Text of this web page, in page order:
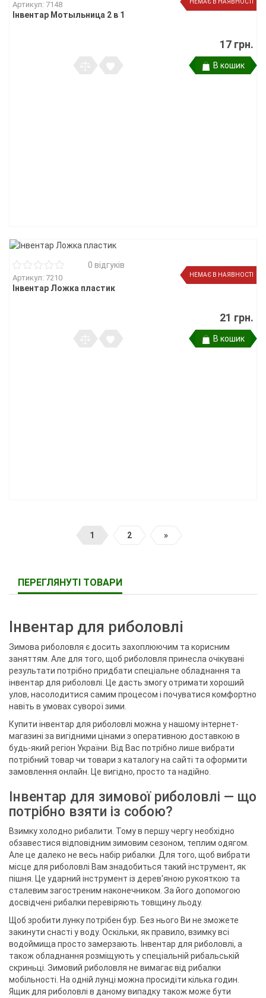
НЕМАЄ В НАЯВНОСТІ
Артикул: 7148
Інвентар Мотыльница 2 в 1
17 грн.
В кошик
НЕМАЄ В НАЯВНОСТІ
0 відгуків
Артикул: 7210
Інвентар Ложка пластик
21 грн.
В кошик
1 2 »
ПЕРЕГЛЯНУТІ ТОВАРИ
Інвентар для риболовлі
Зимова риболовля є досить захоплюючим та корисним
заняттям. Але для того, щоб риболовля принесла очікувані
результати потрібно придбати спеціальне обладнання та
інвентар для риболовлі. Це дасть змогу отримати хороший
улов, насолодитися самим процесом і почуватися комфортно
навіть в умовах суворої зими.
Купити інвентар для риболовлі можна у нашому інтернет-
магазині за вигідними цінами з оперативною доставкою в
будь-який регіон України. Від Вас потрібно лише вибрати
потрібний товар чи товари з каталогу на сайті та оформити
замовлення онлайн. Це вигідно, просто та надійно.
Інвентар для зимової риболовлі — що
потрібно взяти із собою?
Взимку холодно рибалити. Тому в першу чергу необхідно
обзавестися відповідним зимовим сезоном, теплим одягом.
Але це далеко не весь набір рибалки. Для того, щоб вибрати
місце для риболовлі Вам знадобиться такий інструмент, як
пішня. Це ударний інструмент із дерев'яною рукояткою та
сталевим загостреним наконечником. За його допомогою
досвідчені рибалки перевіряють товщину льоду.
Щоб зробити лунку потрібен бур. Без нього Ви не зможете
закинути снасті у воду. Оскільки, як правило, взимку всі
водоймища просто замерзають. Інвентар для риболовлі, а
також обладнання розміщують у спеціальній рибальській
скриньці. Зимовий риболовля не вимагає від рибалки
мобільності. На одній лунці можна просидіти кілька годин.
Ящик для риболовлі в даному випадку також може бути